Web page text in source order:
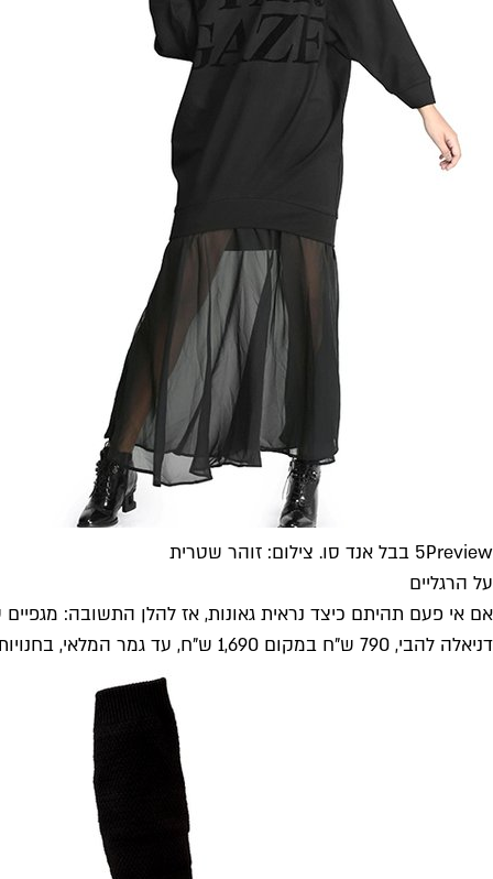
5Preview בבל אנד סו. צילום: זוהר שטרית
על הרגליים
אם אי פעם תהיתם כיצד נראית גאונות, אז להלן התשובה: מגפיים
דניאלה להבי, 790 ש"ח במקום 1,690 ש"ח, עד גמר המלאי, בחנויות המותג וב